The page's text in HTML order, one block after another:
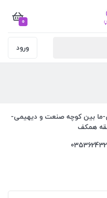
0
ورود
ما بین کوچه صنعت و دیهیمی-